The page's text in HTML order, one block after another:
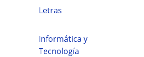
Letras
Informática y
Tecnología